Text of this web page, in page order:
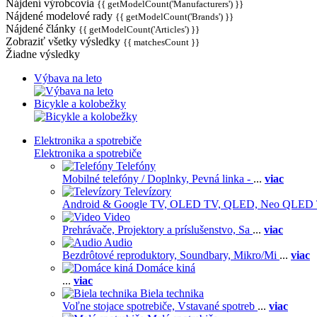
Nájdení výrobcovia {{ getModelCount('Manufacturers') }}
Nájdené modelové rady {{ getModelCount('Brands') }}
Nájdené články {{ getModelCount('Articles') }}
Zobraziť všetky výsledky {{ matchesCount }}
Žiadne výsledky
Výbava na leto
Bicykle a kolobežky
Elektronika a spotrebiče
Elektronika a spotrebiče
Telefóny
Mobilné telefóny / Doplnky, Pevná linka - ... viac
Televízory
Android & Google TV, OLED TV, QLED, Neo QLED
Video
Prehrávače, Projektory a príslušenstvo, Sa ... viac
Audio
Bezdrôtové reproduktory, Soundbary, Mikro/Mi ... viac
Domáce kiná
... viac
Biela technika
Voľne stojace spotrebiče, Vstavané spotreb ... viac